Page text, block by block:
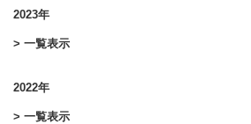
2023年
> 一覧表示
2022年
> 一覧表示